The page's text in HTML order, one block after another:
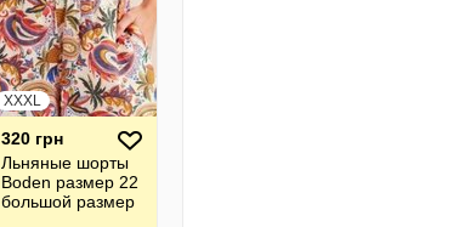
XXXL
320 грн
Льняные шорты
Boden размер 22
большой размер